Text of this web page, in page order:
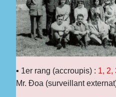
▪ 1er rang (accroupis) : 1, 2,
Mr. Đoa (surveillant